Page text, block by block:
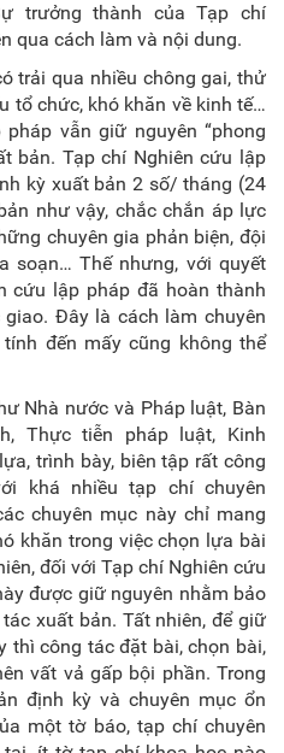
trưởng thành của Tạp chí
qua cách làm và nội dung.
trải qua nhiều chông gai, thử
tổ chức, khó khăn về kinh tế…
vẫn giữ nguyên “phong
bản. Tạp chí Nghiên cứu lập
kỳ xuất bản 2 số/ tháng (24
như vậy, chắc chắn áp lực
chuyên gia phản biện, đội
soạn… Thế nhưng, với quyết
cứu lập pháp đã hoàn thành
Đây là cách làm chuyên
đến mấy cũng không thể
Nhà nước và Pháp luật, Bàn
Thực tiễn pháp luật, Kinh
trình bày, biên tập rất công
khá nhiều tạp chí chuyên
chuyên mục này chỉ mang
khăn trong việc chọn lựa bài
đối với Tạp chí Nghiên cứu
được giữ nguyên nhằm bảo
xuất bản. Tất nhiên, để giữ
thì công tác đặt bài, chọn bài,
vất vả gấp bội phần. Trong
định kỳ và chuyên mục ổn
một tờ báo, tạp chí chuyên